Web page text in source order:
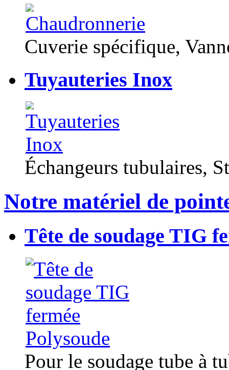
Cuverie spécifique,
Tuyauteries Inox
Échangeurs tubulaires,
Notre matériel de
Tête de soudage TIG
Pour le soudage tube à